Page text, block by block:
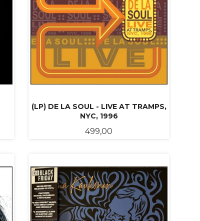
(LP) DE LA SOUL - LIVE AT TRAMPS,
NYC, 1996
Pris
499,00